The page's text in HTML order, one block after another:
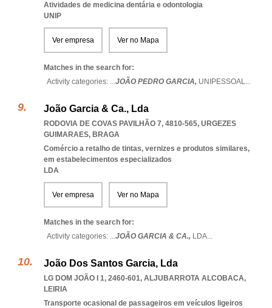
Atividades de medicina dentária e odontologia
UNIP
Ver empresa Ver no Mapa
Matches in the search for:
Activity categories: ...JOÃO PEDRO GARCIA, UNIPESSOAL...
João Garcia & Ca., Lda
RODOVIA DE COVAS PAVILHÃO 7, 4810-565, URGEZES
GUIMARAES, BRAGA
Comércio a retalho de tintas, vernizes e produtos similares,
em estabelecimentos especializados
LDA
Ver empresa Ver no Mapa
Matches in the search for:
Activity categories: ...JOÃO GARCIA & CA., LDA...
João Dos Santos Garcia, Lda
LG DOM JOÃO I 1, 2460-601, ALJUBARROTA ALCOBACA,
LEIRIA
Transporte ocasional de passageiros em veículos ligeiros